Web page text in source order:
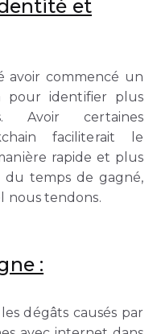
et
avoir commencé un
pour identifier plus
Avoir certaines
faciliterait le
rapide et plus
du temps de gagné,
nous tendons.
:
dégâts causés par